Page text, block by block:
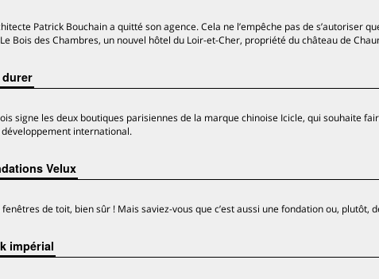
Patrick Bouchain a quitté son agence. Cela ne l’empêche pas de s’autoriser
Bois des Chambres, un nouvel hôtel du Loir-et-Cher, propriété du château de
durer
signe les deux boutiques parisiennes de la marque chinoise Icicle, qui souhaite
développement international.
Velux
de toit, bien sûr ! Mais saviez-vous que c’est aussi une fondation ou, plutôt,
impérial